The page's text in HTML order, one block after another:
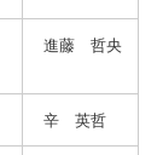
進藤 哲央
辛 英哲